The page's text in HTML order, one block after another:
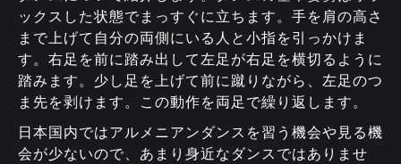
ックスした状態でまっすぐに立ちます。手を肩の高さ
まで上げて自分の両側にいる人と小指を引っかけま
す。右足を前に踏み出して左足が右足を横切るように
踏みます。少し足を上げて前に蹴りながら、左足のつ
ま先を剥けます。この動作を両足で繰り返します。
日本国内ではアルメニアンダンスを習う機会や見る機
会が少ないので、あまり身近なダンスではありませ